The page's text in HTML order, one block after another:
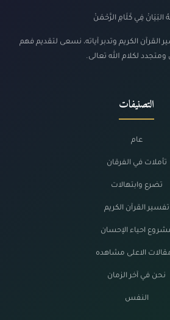
البَيَانْ فِي كَلَامِ الرَّحْمَنْ
الكريم وتدبر آياته، نسعى لتقديم فهم
لكلام الله تعالى.
التصنيفات
عام
تأملات في الفرقان
تضرع وابتهالات
تفسير القرآن الكريم
احياء الإحسان
الاعلى مشاهده
نحن في آخر الزمان
النفس